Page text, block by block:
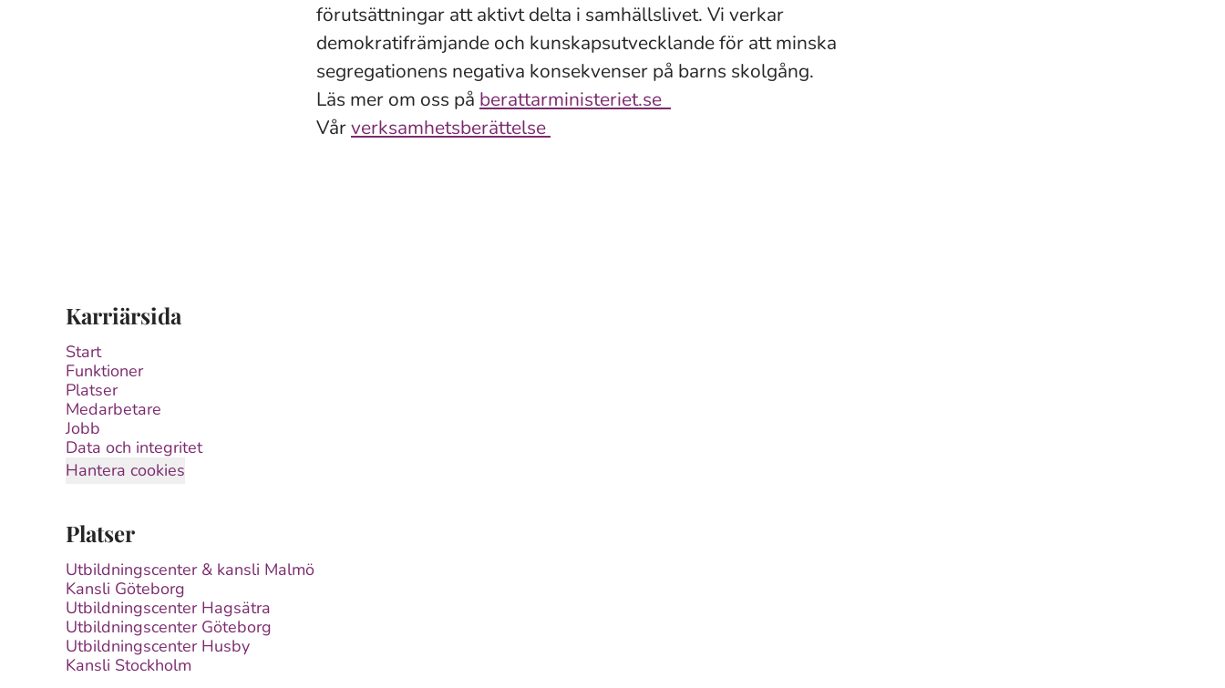
förutsättningar att aktivt delta i samhällslivet. Vi verkar
demokratifrämjande och kunskapsutvecklande för att minska
segregationens negativa konsekvenser på barns skolgång.
Läs mer om oss på berattarministeriet.se
Vårverksamhetsberättelse
Karriärsida
Start
Funktioner
Platser
Medarbetare
Jobb
Data och integritet
Hantera cookies
Platser
Utbildningscenter & kansli Malmö
Kansli Göteborg
Utbildningscenter Hagsätra
Utbildningscenter Göteborg
Utbildningscenter Husby
Kansli Stockholm